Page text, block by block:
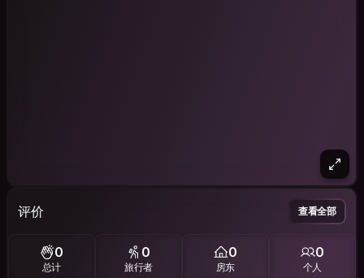
评价 查看全部
0
总计
0
旅行者
0
房东
0
个人